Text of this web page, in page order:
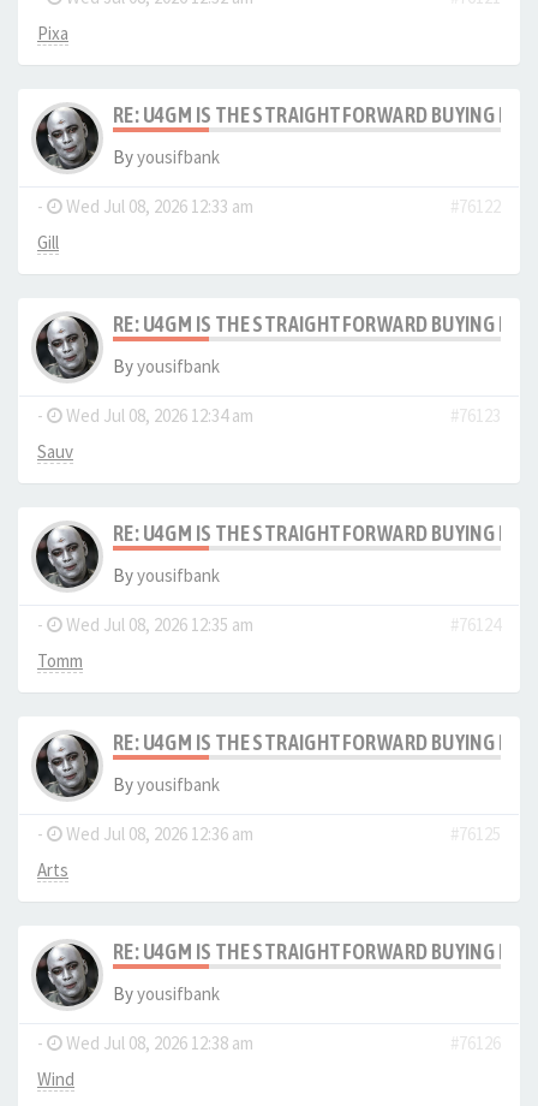
Pixa
RE: U4GM IS THE STRAIGHTFORWARD BUYING
Byyousifbank
- Wed Jul 08, 2026 12:33 am
#76122
Gill
RE: U4GM IS THE STRAIGHTFORWARD BUYING
Byyousifbank
- Wed Jul 08, 2026 12:34 am
#76123
Sauv
RE: U4GM IS THE STRAIGHTFORWARD BUYING
Byyousifbank
- Wed Jul 08, 2026 12:35 am
#76124
Tomm
RE: U4GM IS THE STRAIGHTFORWARD BUYING
Byyousifbank
- Wed Jul 08, 2026 12:36 am
#76125
Arts
RE: U4GM IS THE STRAIGHTFORWARD BUYING
Byyousifbank
- Wed Jul 08, 2026 12:38 am
#76126
Wind